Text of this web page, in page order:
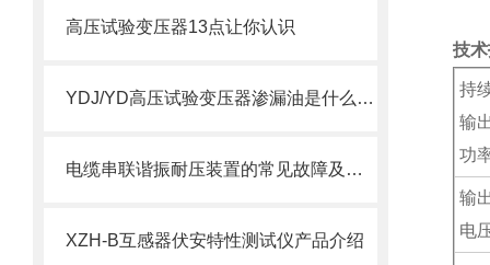
高压试验变压器13点让你认识
YDJ/YD高压试验变压器渗漏油是什么原因？
电缆串联谐振耐压装置的常见故障及解决方法
XZH-B互感器伏安特性测试仪产品介绍
技
持
输
功
输
电